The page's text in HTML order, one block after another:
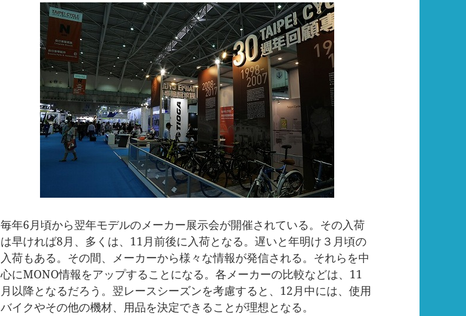
毎年6月頃から翌年モデルのメーカー展示会が開催されている。その入荷
は早ければ8月、多くは、11月前後に入荷となる。遅いと年明け３月頃の
入荷もある。その間、メーカーから様々な情報が発信される。それらを中
心にMONO情報をアップすることになる。各メーカーの比較などは、11
月以降となるだろう。翌レースシーズンを考慮すると、12月中には、使用
バイクやその他の機材、用品を決定できることが理想となる。